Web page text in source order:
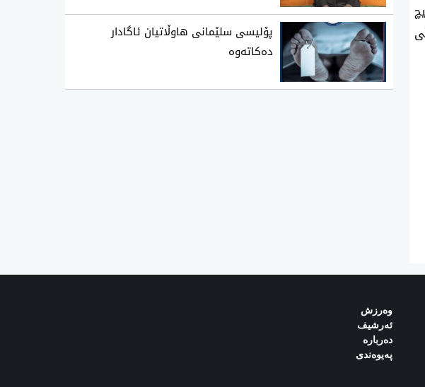
پۆلیسی سلێمانی هاوڵاتیان ئاگادار
ده‌كاته‌وه‌
وەرزش‌
ئەرشیف
دەربارە‌
پەیوەندی‌